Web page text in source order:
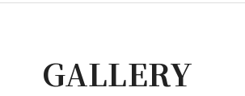
GALLERY